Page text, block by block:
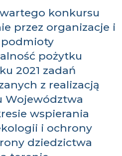
konkursu
przez organizacje i
pożytku
2021 zadań
z realizacją
Województwa
wspierania
i ochrony
dziedzictwa